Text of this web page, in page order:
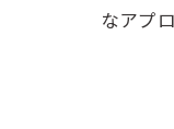
なアプ